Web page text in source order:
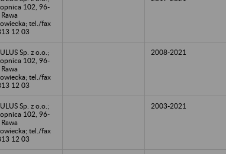
102, 96-
tel./fax
12 03
Sp. z o.o.;
102, 96-
tel./fax
12 03
2008-2021
Sp. z o.o.;
102, 96-
tel./fax
12 03
2003-2021